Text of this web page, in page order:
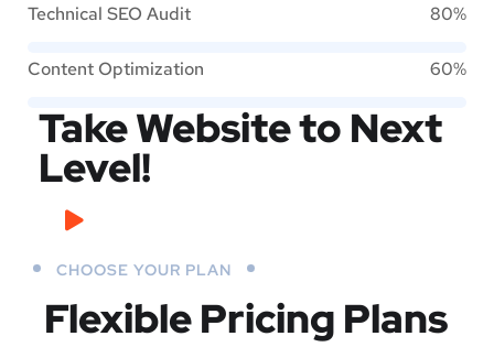
Technical SEO Audit 80%
Content Optimization 60%
Take Website to Next
Level!
CHOOSE YOUR PLAN
Flexible Pricing Plans